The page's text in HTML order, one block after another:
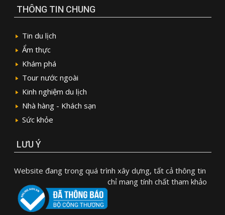
THÔNG TIN CHUNG
Tin du lịch
Ẩm thực
Khám phá
Tour nước ngoài
Kinh nghiệm du lịch
Nhà hàng - Khách sạn
Sức khỏe
LƯU Ý
Website đang trong quá trình xây dựng, tất cả thông tin
chỉ mang tính chất tham khảo